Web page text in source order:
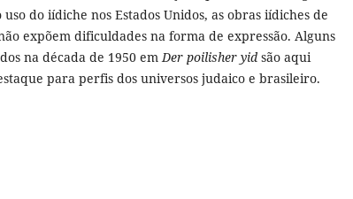
do iídiche nos Estados Unidos, as obras iídiches de
expõem dificuldades na forma de expressão. Alguns
na década de 1950 emDer poilisher yid são aqui
para perfis dos universos judaico e brasileiro.